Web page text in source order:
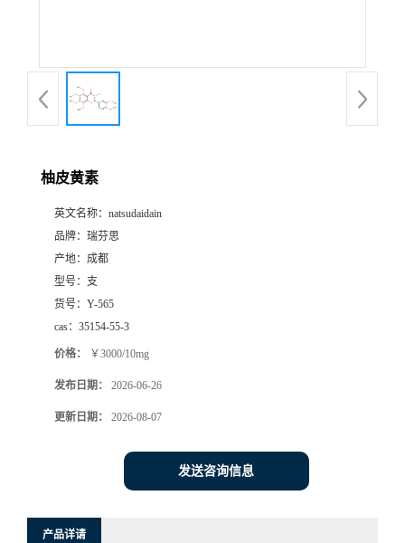
产
柚皮黄素
英文名称： natsudaidain
品牌： 瑞芬思
产地： 成都
型号： 支
货号： Y-565
cas： 35154-55-3
价格： ￥3000/10mg
发布日期： 2026-06-26
更新日期： 2026-08-07
发送咨询信息
产品详请